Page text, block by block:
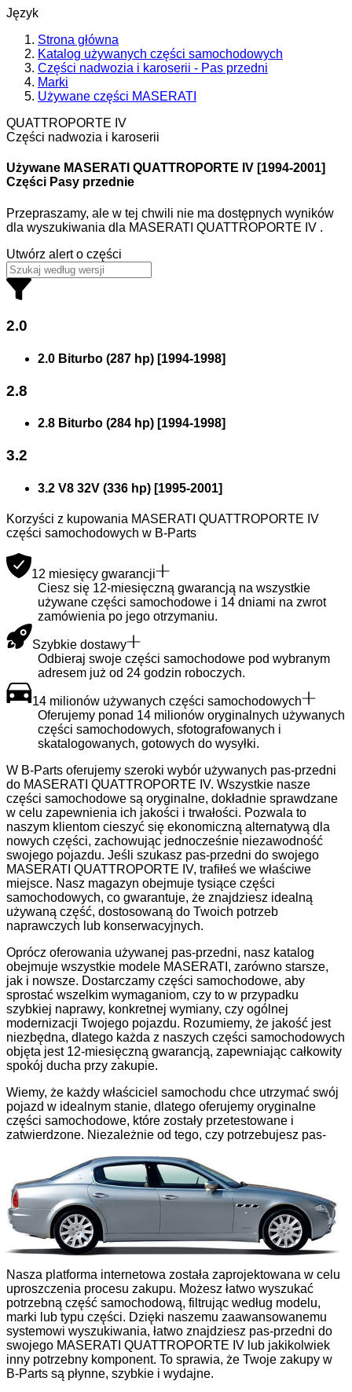
Język
Strona główna
Katalog używanych części samochodowych
Części nadwozia i karoserii - Pas przedni
Marki
Używane części MASERATI
QUATTROPORTE IV
Części nadwozia i karoserii
Używane MASERATI QUATTROPORTE IV [1994-2001]
Części Pasy przednie
Przepraszamy, ale w tej chwili nie ma dostępnych wyników
dla wyszukiwania dla MASERATI QUATTROPORTE IV .
Utwórz alert o części
2.0
2.0 Biturbo (287 hp) [1994-1998]
2.8
2.8 Biturbo (284 hp) [1994-1998]
3.2
3.2 V8 32V (336 hp) [1995-2001]
Korzyści z kupowania MASERATI QUATTROPORTE IV
części samochodowych w B-Parts
12 miesięcy gwarancji
Ciesz się 12-miesięczną gwarancją na wszystkie
używane części samochodowe i 14 dniami na zwrot
zamówienia po jego otrzymaniu.
Szybkie dostawy
Odbieraj swoje części samochodowe pod wybranym
adresem już od 24 godzin roboczych.
14 milionów używanych części samochodowych
Oferujemy ponad 14 milionów oryginalnych używanych
części samochodowych, sfotografowanych i
skatalogowanych, gotowych do wysyłki.
W B-Parts oferujemy szeroki wybór używanych pas-przedni
do MASERATI QUATTROPORTE IV. Wszystkie nasze
części samochodowe są oryginalne, dokładnie sprawdzane
w celu zapewnienia ich jakości i trwałości. Pozwala to
naszym klientom cieszyć się ekonomiczną alternatywą dla
nowych części, zachowując jednocześnie niezawodność
swojego pojazdu. Jeśli szukasz pas-przedni do swojego
MASERATI QUATTROPORTE IV, trafiłeś we właściwe
miejsce. Nasz magazyn obejmuje tysiące części
samochodowych, co gwarantuje, że znajdziesz idealną
używaną część, dostosowaną do Twoich potrzeb
naprawczych lub konserwacyjnych.
Oprócz oferowania używanej pas-przedni, nasz katalog
obejmuje wszystkie modele MASERATI, zarówno starsze,
jak i nowsze. Dostarczamy części samochodowe, aby
sprostać wszelkim wymaganiom, czy to w przypadku
szybkiej naprawy, konkretnej wymiany, czy ogólnej
modernizacji Twojego pojazdu. Rozumiemy, że jakość jest
niezbędna, dlatego każda z naszych części samochodowych
objęta jest 12-miesięczną gwarancją, zapewniając całkowity
spokój ducha przy zakupie.
Wiemy, że każdy właściciel samochodu chce utrzymać swój
pojazd w idealnym stanie, dlatego oferujemy oryginalne
części samochodowe, które zostały przetestowane i
zatwierdzone. Niezależnie od tego, czy potrzebujesz pas-
Parts gwarantuje, że otrzymasz niezawodne,
wysokowydajne używane części, gotowe do
bezproblemowego montażu. Co więcej, dzięki naszemu
bogatemu magazynowi, nigdy nie będziesz musiał długo
czekać: oferujemy szybką dostawę, zapewniając, że Twoja
używana pas-przedni lub jakakolwiek inna część
samochodowa dotrze do Ciebie szybko.
Nasza platforma internetowa została zaprojektowana w celu
uproszczenia procesu zakupu. Możesz łatwo wyszukać
potrzebną część samochodową, filtrując według modelu,
marki lub typu części. Dzięki naszemu zaawansowanemu
systemowi wyszukiwania, łatwo znajdziesz pas-przedni do
swojego MASERATI QUATTROPORTE IV lub jakikolwiek
inny potrzebny komponent. To sprawia, że Twoje zakupy w
B-Parts są płynne, szybkie i wydajne.